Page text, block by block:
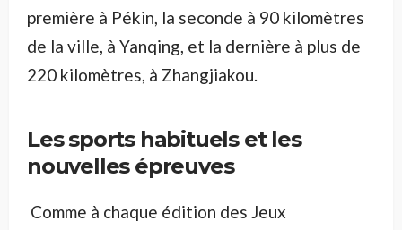
première à Pékin, la seconde à 90 kilomètres
de la ville, à Yanqing, et la dernière à plus de
220 kilomètres, à Zhangjiakou.
Les sports habituels et les
nouvelles épreuves
Comme à chaque édition des Jeux